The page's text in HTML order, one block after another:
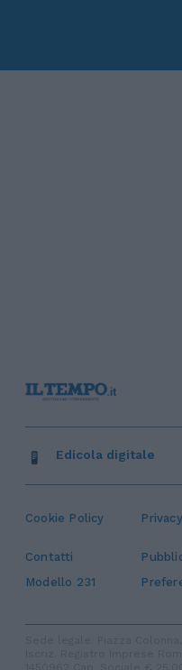
Cookie Policy
Contatti
Modello 231
Edicola digitale